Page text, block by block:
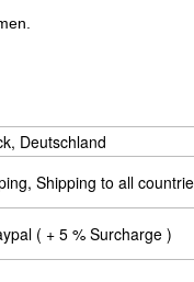
Deutschland
Shipping to all
( + 5 % Surcharge )